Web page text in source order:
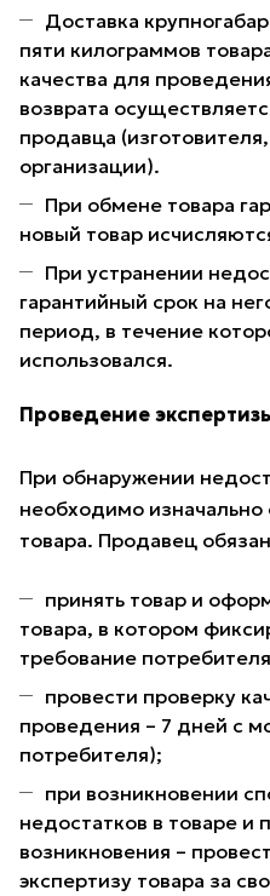
Доставка
пяти килограммов
качества для
возврата
продавца
организации).
При обмене товара
новый товар
При устранении
гарантийный срок на
период, в течение
использовался.
Проведение
При обнаружении
необходимо изначально
товара. Продавец
принять товар и
товара, в котором
требование
провести проверку
проведения – 7 дней с
потребителя);
при возникновении
недостатков в товаре и
возникновения –
экспертизу товара за